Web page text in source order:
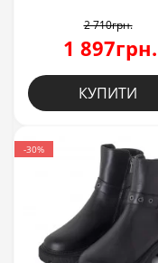
2 710грн.
1 897грн.
КУПИТИ
-30%